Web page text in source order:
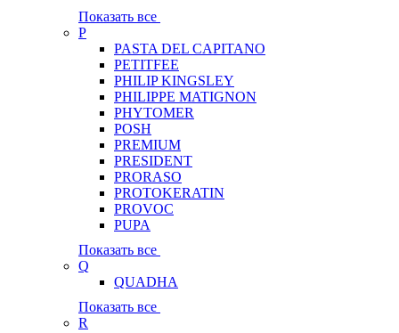
Показать все
P
PASTA DEL CAPITANO
PETITFEE
PHILIP KINGSLEY
PHILIPPE MATIGNON
PHYTOMER
POSH
PREMIUM
PRESIDENT
PRORASO
PROTOKERATIN
PROVOC
PUPA
Показать все
Q
QUADHA
Показать все
R